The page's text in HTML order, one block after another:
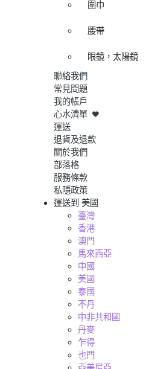
圍巾
腰帶
眼鏡，太陽鏡
聯絡我們
常見問題
我的帳戶
心水清單
運送
退貨及退款
關於我們
部落格
服務條款
私隱政策
運送到 美國
臺灣
香港
澳門
馬來西亞
中國
美國
泰國
不丹
中非共和國
丹麥
乍得
也門